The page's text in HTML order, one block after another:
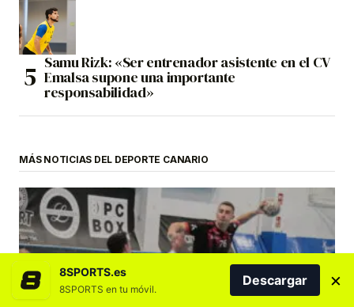
Samu Rizk: «Ser entrenador asistente en el CV
Emalsa supone una importante
responsabilidad»
MÁS NOTICIAS DEL DEPORTE CANARIO
BALONMANO
8SPORTS.es
8SPORTS en tu móvil.
Descargar ×